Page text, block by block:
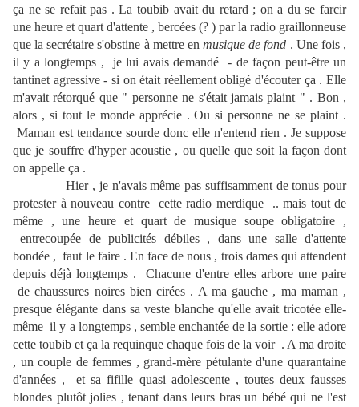
ça ne se refait pas . La toubib avait du retard ; on a du se farcir
une heure et quart d'attente , bercées (? ) par la radio graillonneuse
que la secrétaire s'obstine à mettre enmusique de fond . Une fois ,
il y a longtemps , je lui avais demandé - de façon peut-être un
tantinet agressive - si on était réellement obligé d'écouter ça . Elle
m'avait rétorqué que " personne ne s'était jamais plaint " . Bon ,
alors , si tout le monde apprécie . Ou si personne ne se plaint .
Maman est tendance sourde donc elle n'entend rien . Je suppose
que je souffre d'hyper acoustie , ou quelle que soit la façon dont
on appelle ça .
Hier , je n'avais même pas suffisamment de tonus pour
protester à nouveau contre cette radio merdique .. mais tout de
même , une heure et quart de musique soupe obligatoire ,
entrecoupée de publicités débiles , dans une salle d'attente
bondée , faut le faire . En face de nous , trois dames qui attendent
depuis déjà longtemps . Chacune d'entre elles arbore une paire
de chaussures noires bien cirées . A ma gauche , ma maman ,
presque élégante dans sa veste blanche qu'elle avait tricotée elle-
même il y a longtemps , semble enchantée de la sortie : elle adore
cette toubib et ça la requinque chaque fois de la voir . A ma droite
, un couple de femmes , grand-mère pétulante d'une quarantaine
d'années , et sa fifille quasi adolescente , toutes deux fausses
blondes plutôt jolies , tenant dans leurs bras un bébé qui ne l'est